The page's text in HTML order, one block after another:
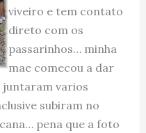
viveiro e tem contato
direto com os
passarinhos… minha
mae comecou a dar
juntaram varios
subiram no
pena que a foto